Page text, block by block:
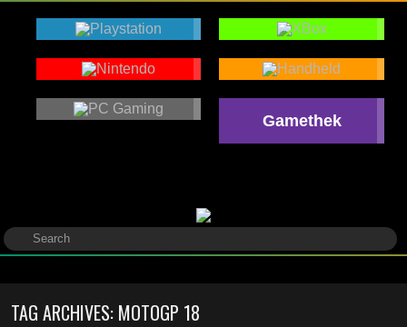
Gamethek
TAG ARCHIVES: MOTOGP 18